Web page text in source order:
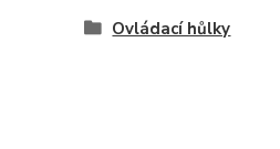
Ovládací hůlky